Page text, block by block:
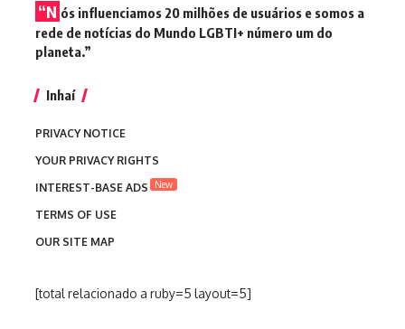
“N ós influenciamos 20 milhões de usuários e somos a
rede de notícias do Mundo LGBTI+ número um do
planeta.”
Inhaí
PRIVACY NOTICE
YOUR PRIVACY RIGHTS
INTEREST-BASE ADS
New
TERMS OF USE
OUR SITE MAP
[total relacionado a ruby=5 layout=5]